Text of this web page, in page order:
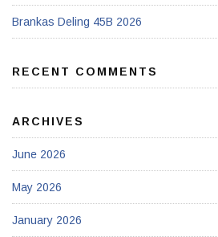
Brankas Deling 45B 2026
RECENT COMMENTS
ARCHIVES
June 2026
May 2026
January 2026